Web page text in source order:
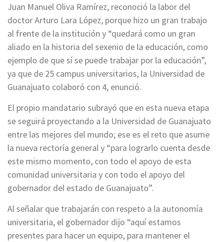
Juan Manuel Oliva Ramírez, reconoció la labor del
doctor Arturo Lara López, porque hizo un gran trabajo
al frente de la institución y “quedará como un gran
aliado en la historia del sexenio de la educación, como
ejemplo de que sí se puede trabajar por la educación”,
ya que de 25 campus universitarios, la Universidad de
Guanajuato colaboró con 4, enunció.
El propio mandatario subrayó que en esta nueva etapa
se seguirá proyectando a la Universidad de Guanajuato
entre las mejores del mundo; ese es el reto que asume
la nueva rectoría general y “para lograrlo cuenta desde
este mismo momento, con todo el apoyo de esta
comunidad universitaria y con todo el apoyo del
gobernador del estado de Guanajuato”.
Al señalar que trabajarán con respeto a la autonomía
universitaria, el gobernador dijo “aquí estamos
presentes para hacer un equipo, para mantener el